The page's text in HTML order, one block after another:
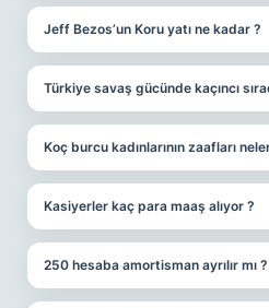
Jeff Bezos’un Koru yatı ne kadar ?
Türkiye savaş gücünde kaçıncı
Koç burcu kadınlarının zaafları
Kasiyerler kaç para maaş alıyor ?
250 hesaba amortisman ayrılır mı ?